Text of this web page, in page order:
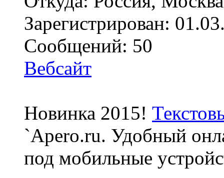
Зарегистрирован:
Сообщений: 50
Вебсайт
Новинка 2015!
`Apero.ru. Удобный
под мобильные